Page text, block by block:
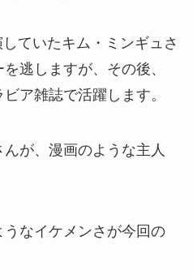
ていたキム・ミンギュさ
逃しますが、その後、
ア雑誌で活躍します。
が、漫画のような主人
なイケメンさが今回の